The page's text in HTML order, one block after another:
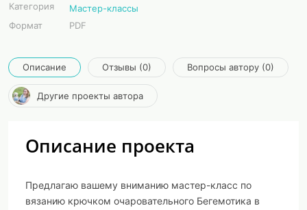
Категория
Мастер-классы
Формат
PDF
Описание Отзывы (0) Вопросы автору (0)
Другие проекты автора
Описание проекта
Предлагаю вашему вниманию мастер-класс по
вязанию крючком очаровательного Бегемотика в